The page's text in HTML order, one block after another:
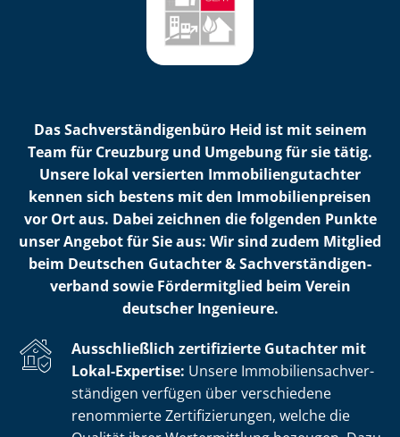
Das Sach­ver­stän­di­gen­bü­ro Heid ist mit seinem
Team für Creuzburg und Umgebung für sie tätig.
Unsere lokal versierten Im­mo­bi­li­en­gut­ach­ter
kennen sich bestens mit den Im­mo­bi­li­en­prei­sen
vor Ort aus. Dabei zeichnen die folgenden Punkte
unser Angebot für Sie aus: Wir sind zudem Mitglied
beim Deutschen Gutachter & Sach­ver­stän­di­gen­
ver­band sowie Fördermitglied beim Verein
deutscher Ingenieure.
Ausschließlich zertifizierte Gutachter mit
Lokal-Expertise: Unsere Im­mo­bi­li­en­sach­ver­
stän­di­gen verfügen über verschiedene
renommierte Zer­ti­fi­zie­run­gen, welche die